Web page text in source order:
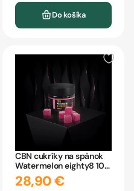
Do košíka
CBN cukríky na spánok
Watermelon eighty8 10
kusov
28,90 €